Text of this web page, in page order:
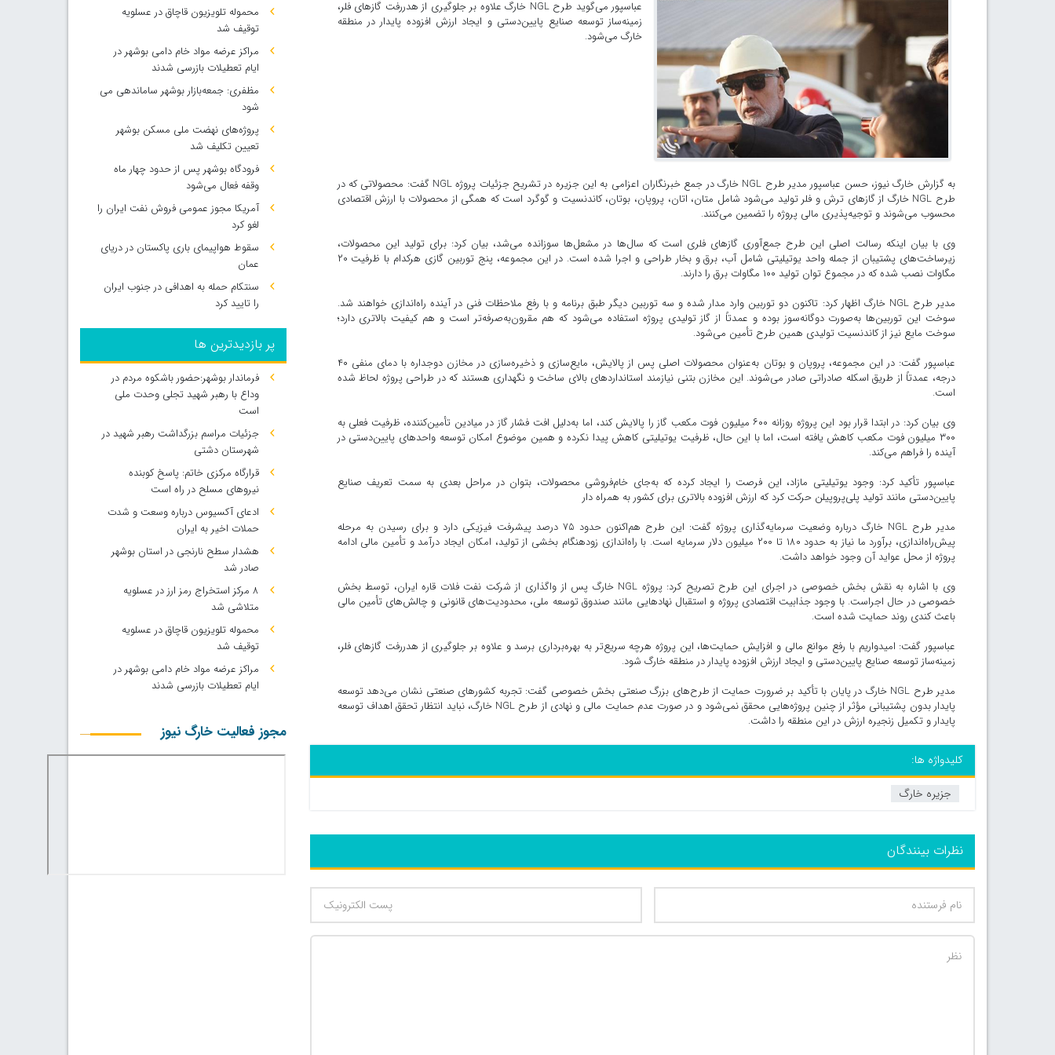
عباسپور می‌گوید طرح NGL خارگ علاوه بر جلوگیری از هدررفت گازهای فلر،
زمینه‌ساز توسعه صنایع پایین‌دستی و ایجاد ارزش افزوده پایدار در منطقه
خارگ می‌شود.
به گزارش خارگ نیوز، حسن عباسپور مدیر طرح NGL خارگ در جمع خبرنگاران اعزامی به این جزیره در تشریح جزئیات پروژه NGL گفت: محصولاتی که در
طرح NGL خارگ از گازهای ترش و فلر تولید می‌شود شامل متان، اتان، پروپان، بوتان، کاندنسیت و گوگرد است که همگی از محصولات با ارزش اقتصادی
محسوب می‌شوند و توجیه‌پذیری مالی پروژه را تضمین می‌کنند.
وی با بیان اینکه رسالت اصلی این طرح جمع‌آوری گازهای فلری است که سال‌ها در مشعل‌ها سوزانده می‌شد، بیان کرد: برای تولید این محصولات،
زیرساخت‌های پشتیبان از جمله واحد یوتیلیتی شامل آب، برق و بخار طراحی و اجرا شده است. در این مجموعه، پنج توربین گازی هرکدام با ظرفیت ۲۰
مگاوات نصب شده که در مجموع توان تولید ۱۰۰ مگاوات برق را دارند.
مدیر طرح NGL خارگ اظهار کرد: تاکنون دو توربین وارد مدار شده و سه توربین دیگر طبق برنامه و با رفع ملاحظات فنی در آینده راه‌اندازی خواهند شد.
سوخت این توربین‌ها به‌صورت دوگانه‌سوز بوده و عمدتاً از گاز تولیدی پروژه استفاده می‌شود که هم مقرون‌به‌صرفه‌تر است و هم کیفیت بالاتری دارد؛
سوخت مایع نیز از کاندنسیت تولیدی همین طرح تأمین می‌شود.
عباسپور گفت: در این مجموعه، پروپان و بوتان به‌عنوان محصولات اصلی پس از پالایش، مایع‌سازی و ذخیره‌سازی در مخازن دوجداره با دمای منفی ۴۰
درجه، عمدتاً از طریق اسکله صادراتی صادر می‌شوند. این مخازن بتنی نیازمند استانداردهای بالای ساخت و نگهداری هستند که در طراحی پروژه لحاظ شده
است.
وی بیان کرد: در ابتدا قرار بود این پروژه روزانه ۶۰۰ میلیون فوت مکعب گاز را پالایش کند، اما به‌دلیل افت فشار گاز در میادین تأمین‌کننده، ظرفیت فعلی به
۳۰۰ میلیون فوت مکعب کاهش یافته است، اما با این حال، ظرفیت یوتیلیتی کاهش پیدا نکرده و همین موضوع امکان توسعه واحدهای پایین‌دستی در
آینده را فراهم می‌کند.
عباسپور تأکید کرد: وجود یوتیلیتی مازاد، این فرصت را ایجاد کرده که به‌جای خام‌فروشی محصولات، بتوان در مراحل بعدی به سمت تعریف صنایع
پایین‌دستی مانند تولید پلی‌پروپیلن حرکت کرد که ارزش افزوده بالاتری برای کشور به همراه دار
مدیر طرح NGL خارگ درباره وضعیت سرمایه‌گذاری پروژه گفت: این طرح هم‌اکنون حدود ۷۵ درصد پیشرفت فیزیکی دارد و برای رسیدن به مرحله
پیش‌راه‌اندازی، برآورد ما نیاز به حدود ۱۸۰ تا ۲۰۰ میلیون دلار سرمایه است. با راه‌اندازی زودهنگام بخشی از تولید، امکان ایجاد درآمد و تأمین مالی ادامه
پروژه از محل عواید آن وجود خواهد داشت.
وی با اشاره به نقش بخش خصوصی در اجرای این طرح تصریح کرد: پروژه NGL خارگ پس از واگذاری از شرکت نفت فلات قاره ایران، توسط بخش
خصوصی در حال اجراست. با وجود جذابیت اقتصادی پروژه و استقبال نهادهایی مانند صندوق توسعه ملی، محدودیت‌های قانونی و چالش‌های تأمین مالی
باعث کندی روند حمایت شده است.
عباسپور گفت: امیدواریم با رفع موانع مالی و افزایش حمایت‌ها، این پروژه هرچه سریع‌تر به بهره‌برداری برسد و علاوه بر جلوگیری از هدررفت گازهای فلر،
زمینه‌ساز توسعه صنایع پایین‌دستی و ایجاد ارزش افزوده پایدار در منطقه خارگ شود.
مدیر طرح NGL خارگ در پایان با تأکید بر ضرورت حمایت از طرح‌های بزرگ صنعتی بخش خصوصی گفت: تجربه کشورهای صنعتی نشان می‌دهد توسعه
پایدار بدون پشتیبانی مؤثر از چنین پروژه‌هایی محقق نمی‌شود و در صورت عدم حمایت مالی و نهادی از طرح NGL خارگ، نباید انتظار تحقق اهداف توسعه
پایدار و تکمیل زنجیره ارزش در این منطقه را داشت.
کلیدواژه ها:
جزیره خارگ
نظرات بینندگان
محموله تلویزیون قاچاق در عسلویه
توقیف شد
مراکز عرضه مواد خام دامی بوشهر در
ایام تعطیلات بازرسی شدند
مظفری: جمعه‌بازار بوشهر ساماندهی می‌
شود
پروژه‌های نهضت ملی مسکن بوشهر
تعیین تکلیف شد
فرودگاه بوشهر پس از حدود چهار ماه
وقفه فعال می‌شود
آمریکا مجوز عمومی فروش نفت ایران را
لغو کرد
سقوط هواپیمای باری پاکستان در دریای
عمان
سنتکام حمله به اهدافی در جنوب ایران
را تایید کرد
پر بازدیدترین ها
فرماندار بوشهر:حضور باشکوه مردم در
وداع با رهبر شهید تجلی وحدت ملی
است
جزئیات مراسم بزرگداشت رهبر شهید در
شهرستان دشتی
قرارگاه مرکزی خاتم: پاسخ کوبنده
نیروهای مسلح در راه است
ادعای آکسیوس درباره وسعت و شدت
حملات اخیر به ایران
هشدار سطح نارنجی در استان بوشهر
صادر شد
۸ مرکز استخراج رمز ارز در عسلویه
متلاشی شد
محموله تلویزیون قاچاق در عسلویه
توقیف شد
مراکز عرضه مواد خام دامی بوشهر در
ایام تعطیلات بازرسی شدند
مجوز فعالیت خارگ نیوز